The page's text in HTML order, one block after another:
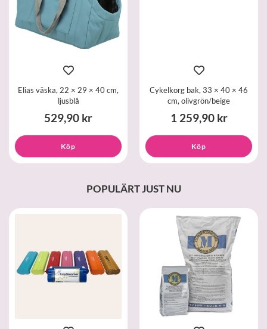
Elias väska, 22 × 29 × 40 cm,
ljusblå
529,90 kr
Köp
Cykelkorg bak, 33 × 40 × 46
cm, olivgrön/beige
1 259,90 kr
Köp
POPULÄRT JUST NU